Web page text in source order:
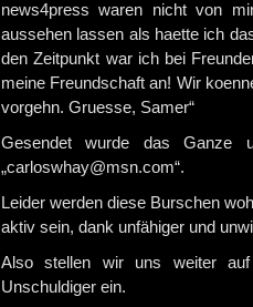
news4press waren nicht von
aussehen lassen als haette ich
den Zeitpunkt war ich bei
meine Freundschaft an! Wir
vorgehn. Gruesse, Samer“
Gesendet wurde das Ganze
„carloswhay@msn.com“.
Leider werden diese Burschen
aktiv sein, dank unfähiger und
Also stellen wir uns weiter auf
Unschuldiger ein.